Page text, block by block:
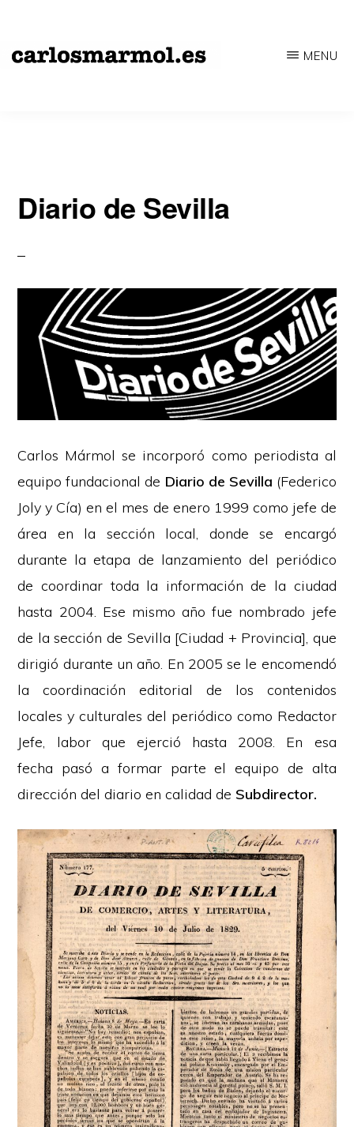
contenido
'underground'
MENU
Diario de Sevilla
Carlos Mármol se incorporó como periodista al
equipo fundacional de Diario de Sevilla (Federico
Joly y Cía) en el mes de enero 1999 como jefe de
área en la sección local, donde se encargó
durante la etapa de lanzamiento del periódico
de coordinar toda la información de la ciudad
hasta 2004. Ese mismo año fue nombrado jefe
de la sección de Sevilla [Ciudad + Provincia], que
dirigió durante un año. En 2005 se le encomendó
la coordinación editorial de los contenidos
locales y culturales del periódico como Redactor
Jefe, labor que ejerció hasta 2008. En esa
fecha pasó a formar parte el equipo de alta
dirección del diario en calidad de Subdirector.